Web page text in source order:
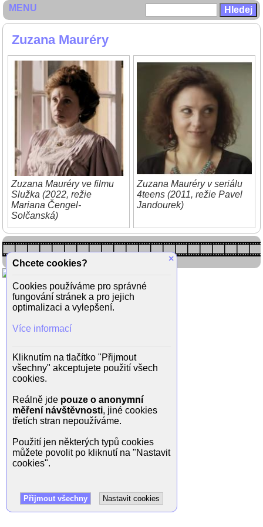
Zuzana Mauréry
Zuzana Mauréry ve filmu
Služka (2022, režie
Mariana Čengel-
Solčanská)
Zuzana Mauréry v seriálu
4teens (2011, režie Pavel
Jandourek)
MENU
×
Chcete cookies?
Cookies používáme pro správné
fungování stránek a pro jejich
optimalizaci a vylepšení.
Více informací
Kliknutím na tlačítko "Přijmout
všechny" akceptujete použití všech
cookies.
Reálně jde pouze o anonymní
měření návštěvnosti, jiné cookies
třetích stran nepoužíváme.
Použití jen některých typů cookies
můžete povolit po kliknutí na "Nastavit
cookies".
Přijmout všechny Nastavit cookies